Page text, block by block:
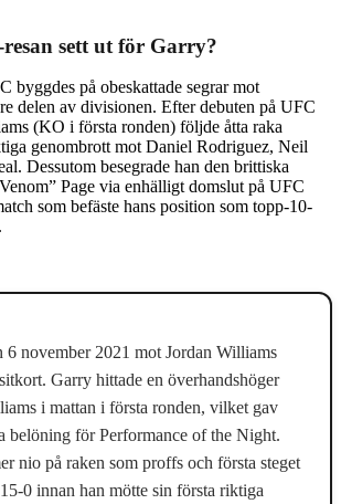
sett ut för Garry?
byggdes på obeskattade segrar mot
delen av divisionen. Efter debuten på UFC
(KO i första ronden) följde åtta raka
genombrott mot Daniel Rodriguez, Neil
Dessutom besegrade han den brittiska
Page via enhälligt domslut på UFC
som befäste hans position som topp-10-
6 november 2021 mot Jordan Williams
Garry hittade en överhandshöger
i mattan i första ronden, vilket gav
belöning för Performance of the Night.
nio på raken som proffs och första steget
0 innan han mötte sin första riktiga